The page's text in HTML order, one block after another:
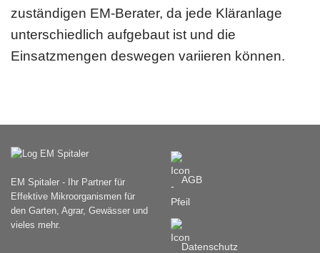
zuständigen EM-Berater, da jede Kläranlage
unterschiedlich aufgebaut ist und die
Einsatzmengen deswegen variieren können.
EM Spitaler - Ihr Partner für
Effektive Mikroorganismen für
den Garten, Agrar, Gewässer und
vieles mehr.
AGB
Datenschutz